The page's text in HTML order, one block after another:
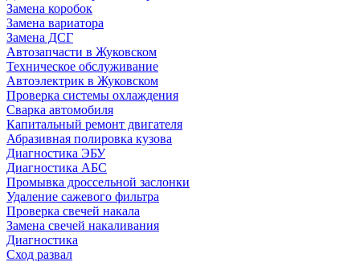
Замена коробок
Замена вариатора
Замена ДСГ
Автозапчасти в Жуковском
Техническое обслуживание
Автоэлектрик в Жуковском
Проверка системы охлаждения
Сварка автомобиля
Капитальный ремонт двигателя
Абразивная полировка кузова
Диагностика ЭБУ
Диагностика АБС
Промывка дроссельной заслонки
Удаление сажевого фильтра
Проверка свечей накала
Замена свечей накаливания
Диагностика
Сход развал